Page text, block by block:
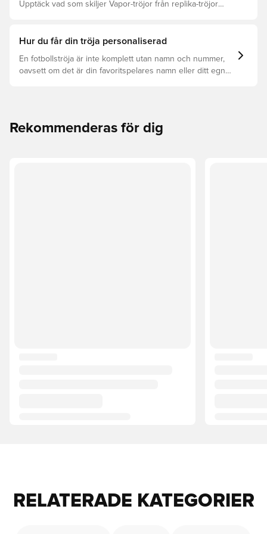
Upptäck vad som skiljer Vapor-tröjor från replika-tröjor
Hur du får din tröja personaliserad
En fotbollströja är inte komplett utan namn och nummer,
oavsett om det är din favoritspelares namn eller ditt egna.
Rekommenderas för dig
RELATERADE KATEGORIER